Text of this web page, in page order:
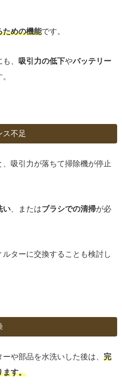
ための機能です。
、 吸引力の低下やバッテリー
ス不足
吸引力が落ちて掃除機が停止
い 、またはブラシでの清掃が必
ターに交換することも検討し
や部品を水洗いした後は、 完
ます。